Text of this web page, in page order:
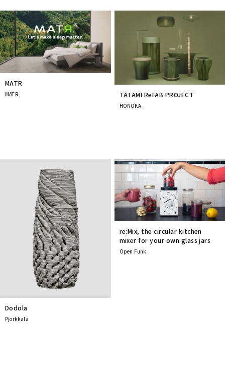
Prev
Next
MATR
MATR TATAMI ReFAB PROJECT
HONOKA
Dodola
Pjorkkala
re:Mix, the circular kitchen
mixer for your own glass jars
Open Funk